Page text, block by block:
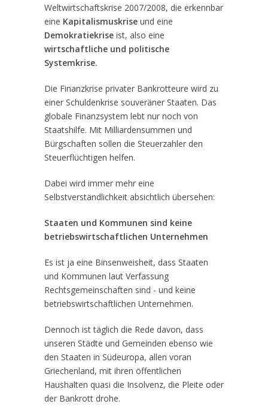
Weltwirtschaftskrise 2007/2008, die erkennbar
eine Kapitalismuskrise und eine
Demokratiekrise ist, also eine
wirtschaftliche und politische
Systemkrise.
Die Finanzkrise privater Bankrotteure wird zu
einer Schuldenkrise souveräner Staaten. Das
globale Finanzsystem lebt nur noch von
Staatshilfe. Mit Milliardensummen und
Bürgschaften sollen die Steuerzahler den
Steuerflüchtigen helfen.
Dabei wird immer mehr eine
Selbstverständlichkeit absichtlich übersehen:
Staaten und Kommunen sind keine
betriebswirtschaftlichen Unternehmen
Es ist ja eine Binsenweisheit, dass Staaten
und Kommunen laut Verfassung
Rechtsgemeinschaften sind - und keine
betriebswirtschaftlichen Unternehmen.
Dennoch ist täglich die Rede davon, dass
unseren Städte und Gemeinden ebenso wie
den Staaten in Südeuropa, allen voran
Griechenland, mit ihren öffentlichen
Haushalten quasi die Insolvenz, die Pleite oder
der Bankrott drohe.